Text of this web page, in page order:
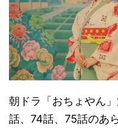
朝ドラ「おちょやん
話、74話、75話のあ